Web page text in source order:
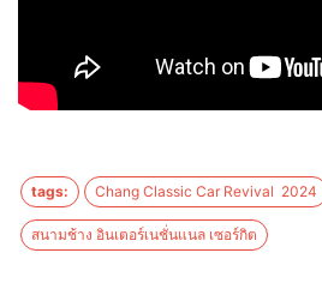
tags: Chang Classic Car Revival 2024
สนามช้าง อินเตอร์เนชั่นแนล เซอร์กิต